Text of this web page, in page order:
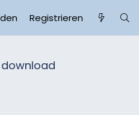
Registrieren